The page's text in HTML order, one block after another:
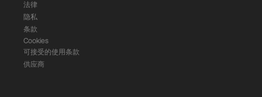
法律
隐私
条款
Cookies
可接受的使用条款
供应商